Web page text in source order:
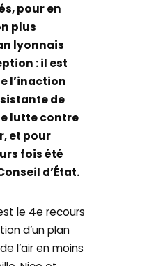
pour en
plus
lyonnais
: il est
l’inaction
de
lutte contre
et pour
fois été
d’État.
le 4e recours
d’un plan
l’air en moins